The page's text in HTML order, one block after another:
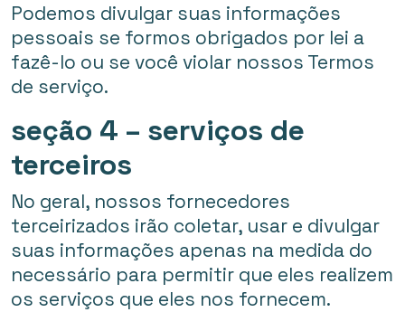
Podemos divulgar suas informações
pessoais se formos obrigados por lei a
fazê-lo ou se você violar nossos Termos
de serviço.
seção 4 – serviços de
terceiros
No geral, nossos fornecedores
terceirizados irão coletar, usar e divulgar
suas informações apenas na medida do
necessário para permitir que eles realizem
os serviços que eles nos fornecem.